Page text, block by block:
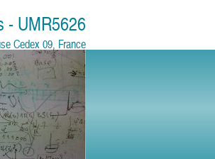
- UMR5626
Cedex 09, France